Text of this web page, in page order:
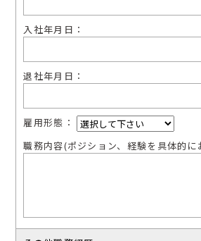
⼊社年⽉⽇：
退社年⽉⽇：
雇⽤形態：
職務内容(ポジション、経験を具体的に